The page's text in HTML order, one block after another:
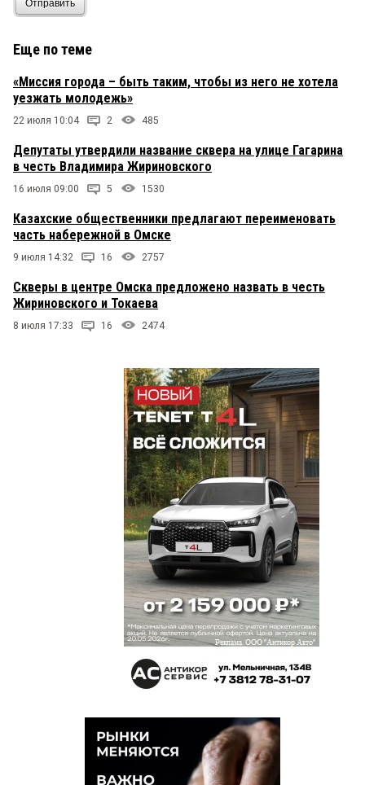
Отправить
Еще по теме
«Миссия города – быть таким, чтобы из него не хотела
уезжать молодежь»
22 июля 10:04 2 485
Депутаты утвердили название сквера на улице Гагарина
в честь Владимира Жириновского
16 июля 09:00 5 1530
Казахские общественники предлагают переименовать
часть набережной в Омске
9 июля 14:32 16 2757
Скверы в центре Омска предложено назвать в честь
Жириновского и Токаева
8 июля 17:33 16 2474